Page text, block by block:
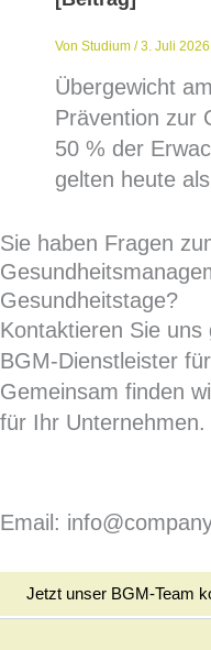
VonStudium/3. Juli 2026
Übergewicht
Prävention zur
50 % der
gelten heute
Sie haben Fragen
Gesundheitstage?
Kontaktieren Sie
BGM-Dienstleister
Gemeinsam finden
für Ihr Unternehmen.
Email:
Jetzt unser BGM-Team